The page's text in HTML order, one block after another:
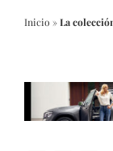
Inicio »La